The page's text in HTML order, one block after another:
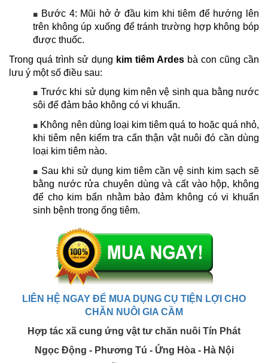
■ Bước 4: Mũi hở ở đầu kim khi tiêm để hướng lên
trên không úp xuống để tránh trường hợp không bóp
được thuốc.
Trong quá trình sử dụng kim tiêm Ardes bà con cũng cần
lưu ý một số điều sau:
■ Trước khi sử dụng kim nên vệ sinh qua bằng nước
sôi để đảm bảo không có vi khuẩn.
■ Không nên dùng loại kim tiêm quá to hoặc quá nhỏ,
khi tiêm nên kiểm tra cẩn thận vật nuôi đó cần dùng
loại kim tiêm nào.
■ Sau khi sử dụng kim tiêm cần vệ sinh kim sạch sẽ
bằng nước rửa chuyên dùng và cất vào hộp, không
để cho kim bẩn nhằm bảo đảm không có vi khuẩn
sinh bệnh trong ống tiêm.
LIÊN HỆ NGAY ĐỂ MUA DỤNG CỤ TIỆN LỢI CHO
CHĂN NUÔI GIA CẦM
Hợp tác xã cung ứng vật tư chăn nuôi Tín Phát
Ngọc Động - Phương Tú - Ứng Hòa - Hà Nội